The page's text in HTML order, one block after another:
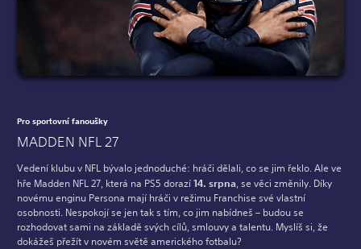
Pro sportovní fanoušky
MADDEN NFL 27
Vedení klubu v NFL bývalo jednoduché: hráči dělali, co se jim řeklo. Ale ve
hře Madden NFL 27, která na PS5 dorazí14. srpna, se věci změnily. Díky
novému enginu Persona mají hráči v režimu Franchise své vlastní
osobnosti. Nespokojí se jen tak s tím, co jim nabídneš – budou se
rozhodovat sami na základě svých cílů, smlouvy a talentu. Myslíš si, že
dokážeš přežít v novém světě amerického fotbalu?